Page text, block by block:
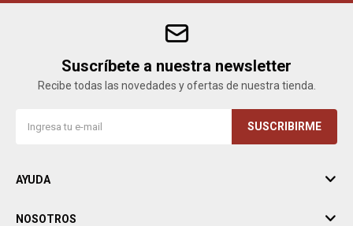
Suscríbete a nuestra newsletter
Recibe todas las novedades y ofertas de nuestra tienda.
SUSCRIBIRME
AYUDA
NOSOTROS